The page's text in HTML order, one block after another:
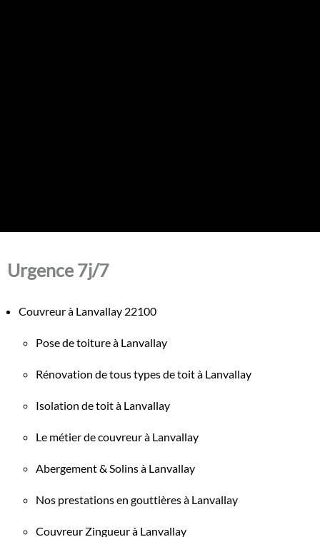
Urgence 7j/7
Couvreur à Lanvallay 22100
Pose de toiture à Lanvallay
Rénovation de tous types de toit à Lanvallay
Isolation de toit à Lanvallay
Le métier de couvreur à Lanvallay
Abergement & Solins à Lanvallay
Nos prestations en gouttières à Lanvallay
Couvreur Zingueur à Lanvallay